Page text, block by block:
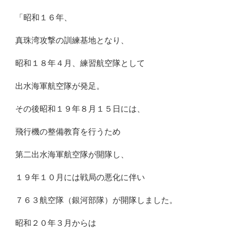
「昭和１６年、
真珠湾攻撃の訓練基地となり、
昭和１８年４月、練習航空隊として
出水海軍航空隊が発足。
その後昭和１９年８月１５日には、
飛行機の整備教育を行うため
第二出水海軍航空隊が開隊し、
１９年１０月には戦局の悪化に伴い
７６３航空隊（銀河部隊）が開隊しました。
昭和２０年３月からは